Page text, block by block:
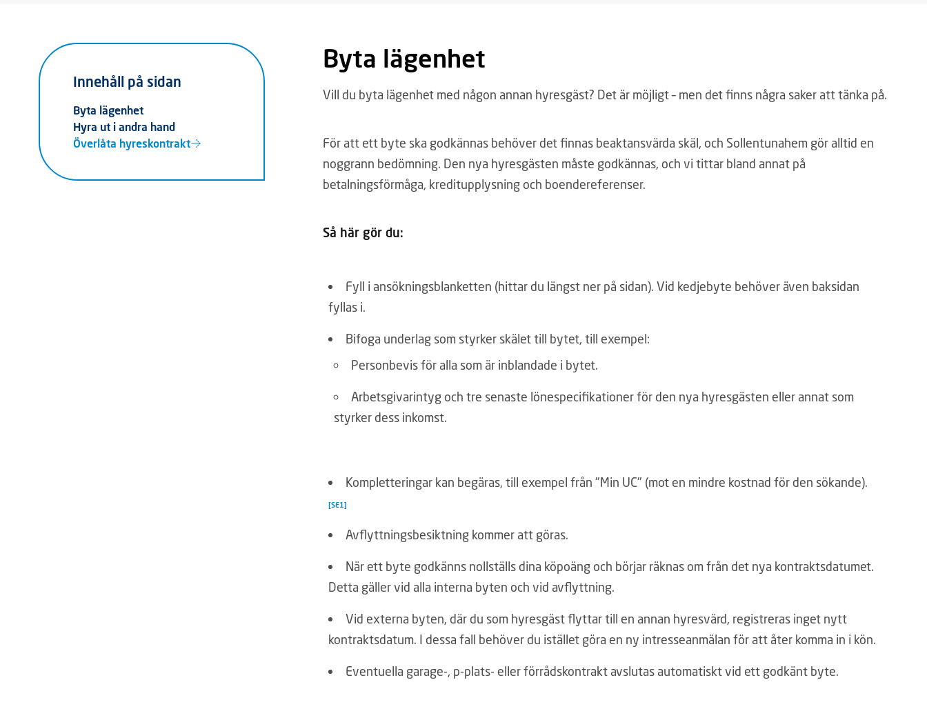
Innehåll på sidan
Byta lägenhet
Hyra ut i andra hand
Överlåta hyreskontrakt
Byta lägenhet
Vill du byta lägenhet med någon annan hyresgäst? Det är möjligt – men det finns några saker att tänka på.
För att ett byte ska godkännas behöver det finnas beaktansvärda skäl, och Sollentunahem gör alltid en
noggrann bedömning. Den nya hyresgästen måste godkännas, och vi tittar bland annat på
betalningsförmåga, kreditupplysning och boendereferenser.
Så här gör du:
Fyll i ansökningsblanketten (hittar du längst ner på sidan). Vid kedjebyte behöver även baksidan
fyllas i.
Bifoga underlag som styrker skälet till bytet, till exempel:
Personbevis för alla som är inblandade i bytet.
Arbetsgivarintyg och tre senaste lönespecifikationer för den nya hyresgästen eller annat som
styrker dess inkomst.
Kompletteringar kan begäras, till exempel från "Min UC" (mot en mindre kostnad för den sökande).
[SE1]
Avflyttningsbesiktning kommer att göras.
När ett byte godkänns nollställs dina köpoäng och börjar räknas om från det nya kontraktsdatumet.
Detta gäller vid alla interna byten och vid avflyttning.
Vid externa byten, där du som hyresgäst flyttar till en annan hyresvärd, registreras inget nytt
kontraktsdatum. I dessa fall behöver du istället göra en ny intresseanmälan för att åter komma in i kön.
Eventuella garage-, p-plats- eller förrådskontrakt avslutas automatiskt vid ett godkänt byte.